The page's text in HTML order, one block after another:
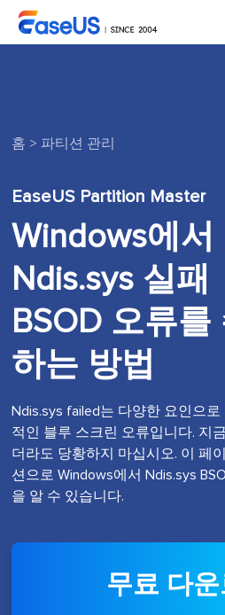
홈 > 파티션 관리
EaseUS Partition Master
Windows에서
Ndis.sys 실패
BSOD 오류를
하는 방법
Ndis.sys failed는 다양한 요인으
적인 블루 스크린 오류입니다. 지
더라도 당황하지 마십시오. 이 페
션으로 Windows에서 Ndis.sys
을 알 수 있습니다.
무료 다